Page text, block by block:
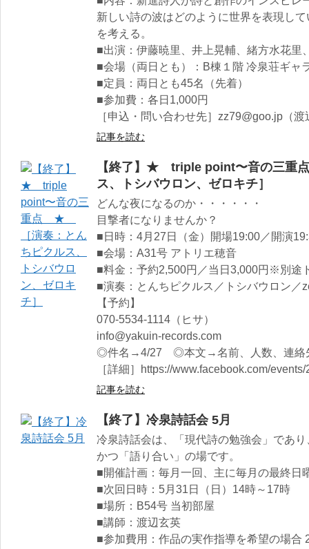
新しい詩の波はどのように世界を表現し
を考える。
■出演：伊藤暁里、井上晃輔、緒方水花里
■会場（両日とも）：B棟１階 冷泉荘ギャ
■定員：両日とも45名（先着）
■参加費：各日1,000円
［申込・問い合わせ先］zz79@goo.jp（渡
記事を読む
【終了】★ triple point〜音の三
ス、トシバウロン、ゼロキチ］
どんな夜になるのか・・・・・・
目撃者になりませんか？
■日時：4月27日（金）開場19:00／開演
■会場：A31号 アトリエ穂音
■料金：予約2,500円／当日3,000円※別途
■演奏：とんちピクルス／トシバウロン／
【予約】
070-5534-1114（ヒサ）
info@yakuin-records.com
◎件名→4/27 ◎本文→名前、人数、連絡
［詳細］https://www.facebook.com/
記事を読む
【終了】冷泉詩話会 5月
冷泉詩話会は、「現代詩の勉強会」であ
かつ「語り合い」の場です。
■開催計画：毎月一回、主に毎月の最終日
■次回日時：5月31日（日）14時～17時
■場所：B54号 当初部屋
■講師：渡辺玄英
■参加費用：作品の実作指導を希望の場合